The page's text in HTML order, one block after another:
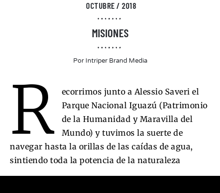
OCTUBRE / 2018
MISIONES
PorIntriper Brand Media
R
ecorrimos junto a Alessio Saveri el
Parque Nacional Iguazú (Patrimonio
de la Humanidad y Maravilla del
Mundo) y tuvimos la suerte de
navegar hasta la orillas de las caídas de agua,
sintiendo toda la potencia de la naturaleza